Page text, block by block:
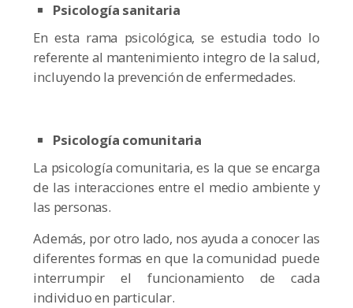
Psicología sanitaria
En esta rama psicológica, se estudia todo lo
referente al mantenimiento integro de la salud,
incluyendo la prevención de enfermedades.
Psicología comunitaria
La psicología comunitaria, es la que se encarga
de las interacciones entre el medio ambiente y
las personas.
Además, por otro lado, nos ayuda a conocer las
diferentes formas en que la comunidad puede
interrumpir el funcionamiento de cada
individuo en particular.